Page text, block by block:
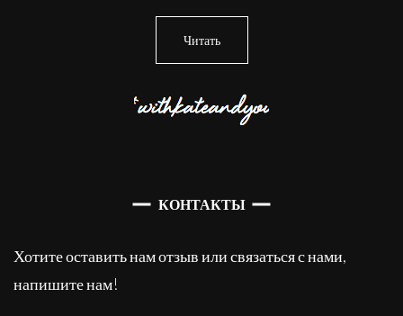
Читать
КОНТАКТЫ
Хотите оставить нам отзыв или связаться с нами,
напишите нам!